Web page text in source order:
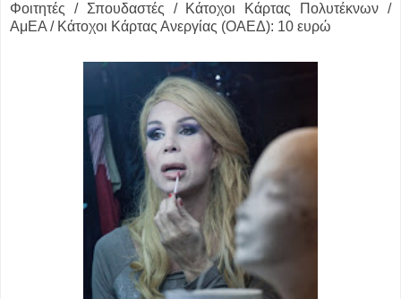
Φοιτητές / Σπουδαστές / Κάτοχοι Κάρτας Πολυτέκνων /
ΑμΕΑ / Κάτοχοι Κάρτας Ανεργίας (ΟΑΕΔ): 10 ευρώ